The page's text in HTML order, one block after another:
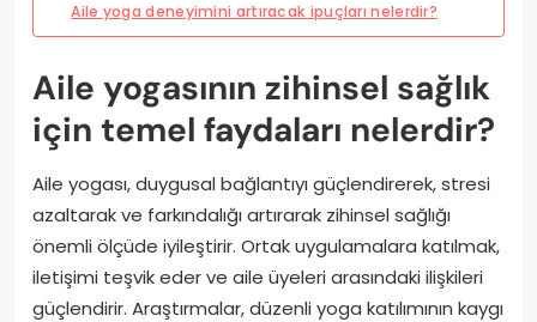
Aile yoga deneyimini artıracak ipuçları nelerdir?
Aile yogasının zihinsel sağlık
için temel faydaları nelerdir?
Aile yogası, duygusal bağlantıyı güçlendirerek, stresi
azaltarak ve farkındalığı artırarak zihinsel sağlığı
önemli ölçüde iyileştirir. Ortak uygulamalara katılmak,
iletişimi teşvik eder ve aile üyeleri arasındaki ilişkileri
güçlendirir. Araştırmalar, düzenli yoga katılımının kaygı